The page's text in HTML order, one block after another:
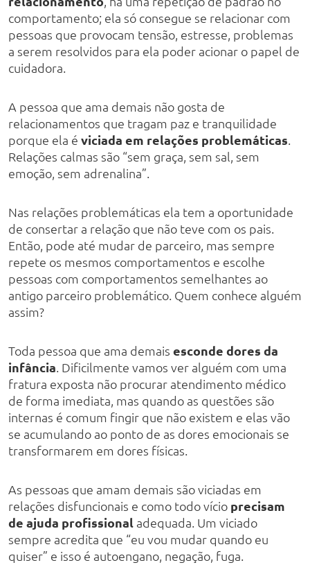
comportamento; ela só consegue se relacionar com
pessoas que provocam tensão, estresse, problemas
a serem resolvidos para ela poder acionar o papel de
cuidadora.
A pessoa que ama demais não gosta de
relacionamentos que tragam paz e tranquilidade
porque ela é viciada em relações problemáticas.
Relações calmas são “sem graça, sem sal, sem
emoção, sem adrenalina”.
Nas relações problemáticas ela tem a oportunidade
de consertar a relação que não teve com os pais.
Então, pode até mudar de parceiro, mas sempre
repete os mesmos comportamentos e escolhe
pessoas com comportamentos semelhantes ao
antigo parceiro problemático. Quem conhece alguém
assim?
Toda pessoa que ama demais esconde dores da
infância. Dificilmente vamos ver alguém com uma
fratura exposta não procurar atendimento médico
de forma imediata, mas quando as questões são
internas é comum fingir que não existem e elas vão
se acumulando ao ponto de as dores emocionais se
transformarem em dores físicas.
As pessoas que amam demais são viciadas em
relações disfuncionais e como todo vício precisam
de ajuda profissional adequada. Um viciado
sempre acredita que “eu vou mudar quando eu
quiser” e isso é autoengano, negação, fuga.